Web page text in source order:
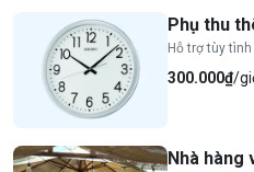
Phụ thu
Hỗ trợ tùy
300.000₫/
Nhà hàng